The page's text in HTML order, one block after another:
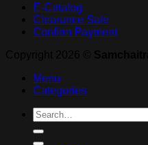
E-Catalog
Clearance Sale
Confirm Payment
Menu
Categories
Search
for: